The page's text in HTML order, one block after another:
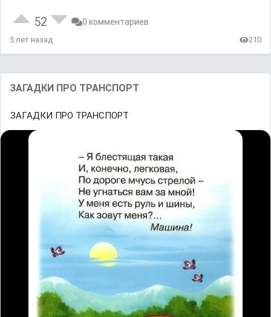
52 0 комментариев
5 лет назад 210
ЗАГАДКИ ПРО ТРАНСПОРТ
ЗАГАДКИ ПРО ТРАНСПОРТ